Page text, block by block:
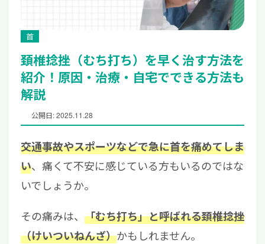
首
頚椎捻挫（むち打ち）を早く治す方法を
紹介！原因・治療・自宅でできる方法も
解説
公開日: 2025.11.28
交通事故やスポーツなどで急に首を痛めてしま
い、痛くて不安に感じている方もいるのではな
いでしょうか。
その痛みは、 「むち打ち」と呼ばれる頚椎捻挫
（けいついねんざ）かもしれません。